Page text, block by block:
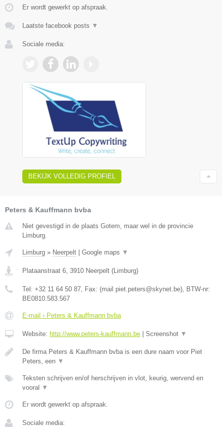
Er wordt gewerkt op afspraak.
Laatste facebook posts ▼
Sociale media:
BEKIJK VOLLEDIG PROFIEL
Peters & Kauffmann bvba
Niet gevestigd in de plaats Gotem, maar wel in de provincie
Limburg.
Limburg » Neerpelt | Google maps ▼
Plataanstraat 6 3910 Neerpelt (Limburg)
Tel: +32 11 64 50 87 , Fax: (mail piet.peters@skynet.be) , BTW-nr:
BE0810.583.567
E-mail › Peters & Kauffmann bvba
Website: http://www.peters-kauffmann.be | Screenshot ▼
De firma Peters & Kauffmann bvba is een dure naam voor Piet
Peters, een ▼
Teksten schrijven en/of herschrijven in vlot, keurig, wervend en
vooral ▼
Er wordt gewerkt op afspraak.
Sociale media: